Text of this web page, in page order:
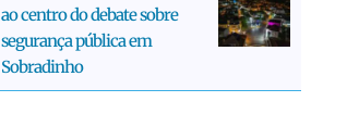
ao centro do debate sobre
segurança pública em
Sobradinho